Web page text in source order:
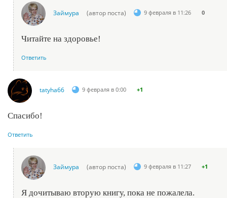
Займура (автор поста) 9 февраля в 11:26 0
Читайте на здоровье!
Ответить
tatyha66 9 февраля в 0:00 +1
Спасибо!
Ответить
Займура (автор поста) 9 февраля в 11:27 +1
Я дочитываю вторую книгу, пока не пожалела.